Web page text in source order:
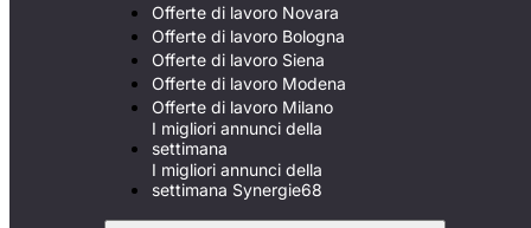
Offerte di lavoro Novara
Offerte di lavoro Bologna
Offerte di lavoro Siena
Offerte di lavoro Modena
Offerte di lavoro Milano
I migliori annunci della
settimana
I migliori annunci della
settimana Synergie68